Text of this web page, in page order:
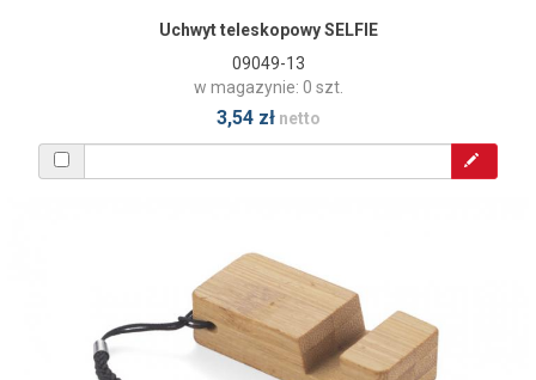
Uchwyt teleskopowy SELFIE
09049-13
w magazynie: 0 szt.
3,54 złnetto